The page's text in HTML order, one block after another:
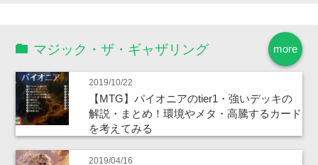
more
マジック・ザ・ギャザリング
2019/10/22
【MTG】パイオニアのtier1・強いデッキの
解説・まとめ！環境やメタ・高騰するカード
を考えてみる
2019/04/16